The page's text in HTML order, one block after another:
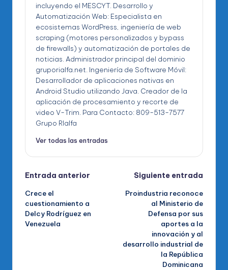
incluyendo el MESCYT. Desarrollo y
Automatización Web: Especialista en
ecosistemas WordPress, ingeniería de web
scraping (motores personalizados y bypass
de firewalls) y automatización de portales de
noticias. Administrador principal del dominio
gruporialfa.net. Ingeniería de Software Móvil:
Desarrollador de aplicaciones nativas en
Android Studio utilizando Java. Creador de la
aplicación de procesamiento y recorte de
video V-Trim. Para Contacto: 809-513-7577
Grupo RIalfa
Ver todas las entradas
Navegación
de
entradas
Entrada anterior
Crece el
cuestionamiento a
Delcy Rodríguez en
Venezuela
Siguiente entrada
Proindustria reconoce
al Ministerio de
Defensa por sus
aportes a la
innovación y al
desarrollo industrial de
la República
Dominicana